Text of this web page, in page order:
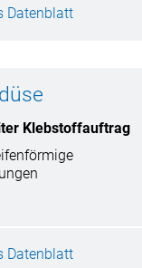
Datenblatt
Klebstoffauftrag
Datenblatt